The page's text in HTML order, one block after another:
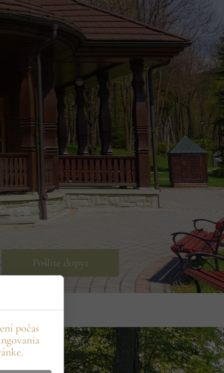
Pošlite dopyt
počas